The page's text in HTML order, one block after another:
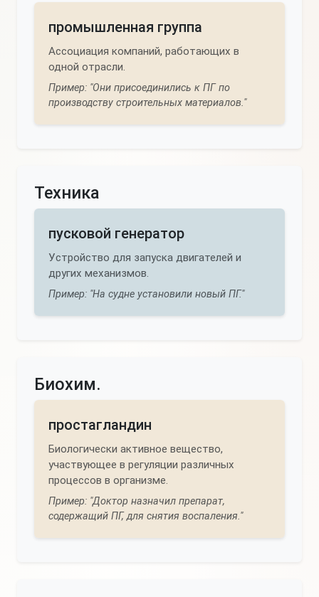
промышленная группа
Ассоциация компаний, работающих в
одной отрасли.
Пример: "Они присоединились к ПГ по
производству строительных материалов."
Техника
пусковой генератор
Устройство для запуска двигателей и
других механизмов.
Пример: "На судне установили новый ПГ."
Биохим.
простагландин
Биологически активное вещество,
участвующее в регуляции различных
процессов в организме.
Пример: "Доктор назначил препарат,
содержащий ПГ, для снятия воспаления."